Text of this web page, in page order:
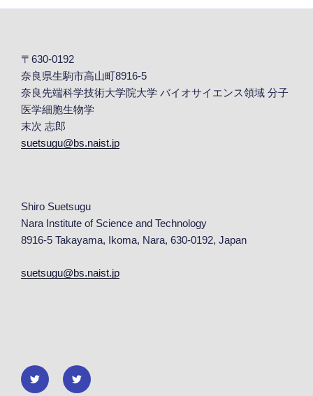
〒630-0192
奈良県生駒市高山町8916-5
奈良先端科学技術大学院大学 バイオサイエンス領域 分子
医学細胞生物学
末次 志郎
suetsugu@bs.naist.jp
Shiro Suetsugu
Nara Institute of Science and Technology
8916-5 Takayama, Ikoma, Nara, 630-0192, Japan
suetsugu@bs.naist.jp
Twitter Twitter